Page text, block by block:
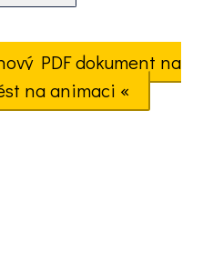
PDF dokument na
na animaci «